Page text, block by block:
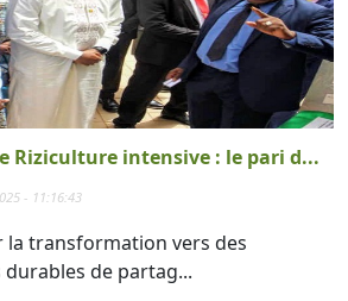
Riziculture intensive : le pari d...
- 11:16:43
la transformation vers des
de partag...